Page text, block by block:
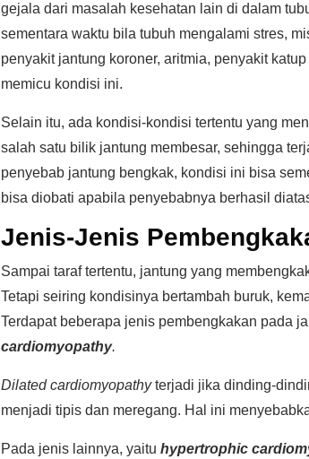
gejala dari masalah kesehatan lain di dalam
sementara waktu bila tubuh mengalami stres,
penyakit jantung koroner, aritmia, penyakit
memicu kondisi ini.
Selain itu, ada kondisi-kondisi tertentu yang
salah satu bilik jantung membesar, sehingga
penyebab jantung bengkak, kondisi ini bisa
bisa diobati apabila penyebabnya berhasil
Jenis-Jenis
Sampai taraf tertentu, jantung yang
Tetapi seiring kondisinya bertambah buruk,
Terdapat beberapa jenis pembengkakan pada
cardiomyopathy.
Dilated cardiomyopathyterjadi jika dinding-
menjadi tipis dan meregang. Hal ini
Pada jenis lainnya, yaitu hypertrophic